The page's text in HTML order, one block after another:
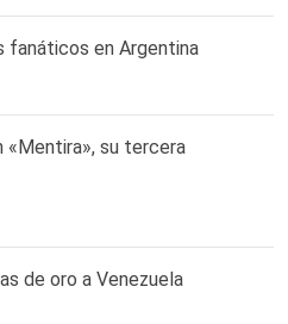
fanáticos en Argentina
«Mentira», su tercera
de oro a Venezuela